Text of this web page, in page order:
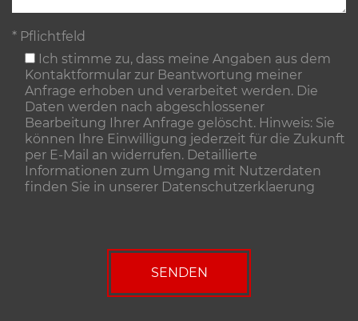
* Pflichtfeld
Ich stimme zu, dass meine Angaben aus dem
Kontaktformular zur Beantwortung meiner
Anfrage erhoben und verarbeitet werden. Die
Daten werden nach abgeschlossener
Bearbeitung Ihrer Anfrage gelöscht. Hinweis: Sie
können Ihre Einwilligung jederzeit für die Zukunft
per E-Mail an widerrufen. Detaillierte
Informationen zum Umgang mit Nutzerdaten
finden Sie in unserer Datenschutzerklaerung